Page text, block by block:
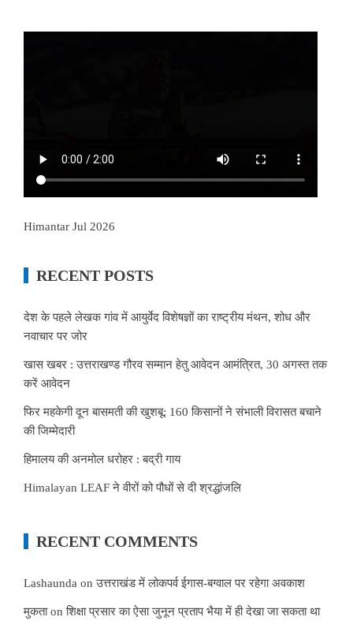
Himantar Jul 2026
RECENT POSTS
देश के पहले लेखक गांव में आयुर्वेद विशेषज्ञों का राष्ट्रीय मंथन, शोध और
नवाचार पर जोर
खास खबर : उत्तराखण्ड गौरव सम्मान हेतु आवेदन आमंत्रित, 30 अगस्त तक
करें आवेदन
फिर महकेगी दून बासमती की खुशबू: 160 किसानों ने संभाली विरासत बचाने
की जिम्मेदारी
हिमालय की अनमोल धरोहर : बद्री गाय
Himalayan LEAF ने वीरों को पौधों से दी श्रद्धांजलि
RECENT COMMENTS
Lashaunda onउत्तराखंड में लोकपर्व ईगास-बग्वाल पर रहेगा अवकाश
मुकताonशिक्षा प्रसार का ऐसा जुनून प्रताप भैया में ही देखा जा सकता था